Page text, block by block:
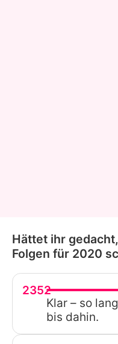
Hättet ihr
Folgen für 2020
2352
Klar – so
bis dahin.